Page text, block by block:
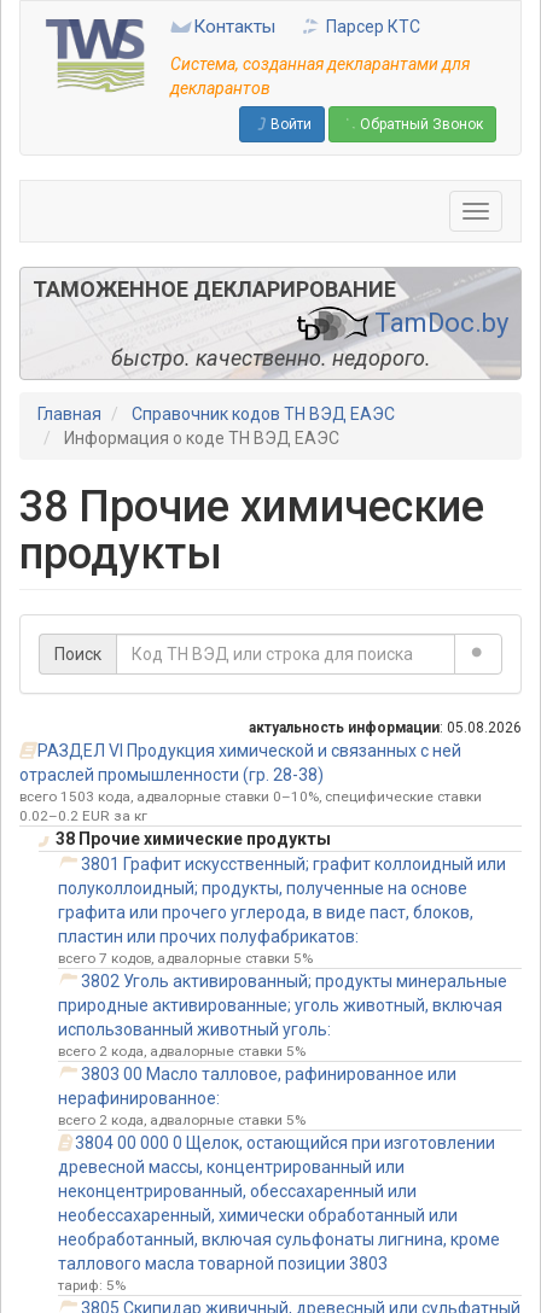
основному
содержанию
Контакты
Парсер КТС
Система, созданная декларантами для
декларантов
Войти Обратный Звонок
ТАМОЖЕННОЕ ДЕКЛАРИРОВАНИЕ
TamDoc.by
быстро. качественно. недорого.
Главная
Справочник кодов ТН ВЭД ЕАЭС
Информация о коде ТН ВЭД ЕАЭС
38 Прочие химические
продукты
Поиск
актуальность информации: 05.08.2026
РАЗДЕЛ VI Продукция химической и связанных с ней
отраслей промышленности (гр. 28-38)
всего 1503 кода, адвалорные ставки 0–10%, специфические ставки
0.02–0.2 EUR за кг
38 Прочие химические продукты
3801 Графит искусственный; графит коллоидный или
полуколлоидный; продукты, полученные на основе
графита или прочего углерода, в виде паст, блоков,
пластин или прочих полуфабрикатов:
всего 7 кодов, адвалорные ставки 5%
3802 Уголь активированный; продукты минеральные
природные активированные; уголь животный, включая
использованный животный уголь:
всего 2 кода, адвалорные ставки 5%
3803 00 Масло талловое, рафинированное или
нерафинированное:
всего 2 кода, адвалорные ставки 5%
3804 00 000 0 Щелок, остающийся при изготовлении
древесной массы, концентрированный или
неконцентрированный, обессахаренный или
необессахаренный, химически обработанный или
необработанный, включая сульфонаты лигнина, кроме
таллового масла товарной позиции 3803
тариф: 5%
3805 Скипидар живичный, древесный или сульфатный